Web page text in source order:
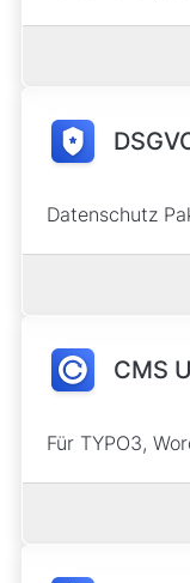
Datenschutz
CMS
Für TYPO3,